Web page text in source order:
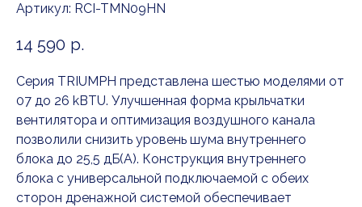
Артикул: RCI-TMN09HN
14 590 р.
Серия TRIUMPH представлена шестью моделями от
07 до 26 kBTU. Улучшенная форма крыльчатки
вентилятора и оптимизация воздушного канала
позволили снизить уровень шума внутреннего
блока до 25,5 дБ(А). Конструкция внутреннего
блока с универсальной подключаемой с обеих
сторон дренажной системой обеспечивает